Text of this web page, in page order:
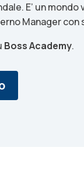
E’ un mondo
Manager con
Boss Academy.